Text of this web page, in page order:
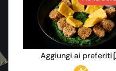
Aggiungi ai preferiti